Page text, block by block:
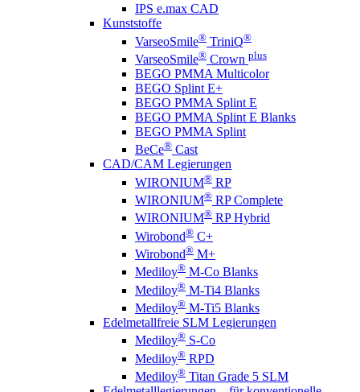
IPS e.max CAD
Kunststoffe
VarseoSmile® TriniQ®
VarseoSmile® Crown plus
BEGO PMMA Multicolor
BEGO Splint E+
BEGO PMMA Splint E
BEGO PMMA Splint E Blanks
BEGO PMMA Splint
BeCe® Cast
CAD/CAM Legierungen
WIRONIUM® RP
WIRONIUM® RP Complete
WIRONIUM® RP Hybrid
Wirobond® C+
Wirobond® M+
Mediloy® M-Co Blanks
Mediloy® M-Ti4 Blanks
Mediloy® M-Ti5 Blanks
Edelmetallfreie SLM Legierungen
Mediloy® S-Co
Mediloy® RPD
Mediloy® Titan Grade 5 SLM